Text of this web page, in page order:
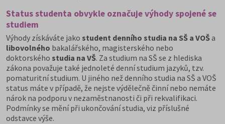
Status studenta obvykle označuje výhody spojené se
studiem
Výhody získáváte jako student denního studia na SŠ a VOŠa
libovolného bakalářského, magisterského nebo
doktorského studia na VŠ. Za studium na SŠ se z hlediska
zákona považuje také jednoleté denní studium jazyků, tzv.
pomaturitní studium. U jiného než denního studia na SŠ a VOŠ
status máte v případě, že nejste výdělečně činní nebo nemáte
nárok na podporu v nezaměstnanosti či při rekvalifikaci.
Podmínky se mění při ukončování studia, viz příslušné
odstavce výše.